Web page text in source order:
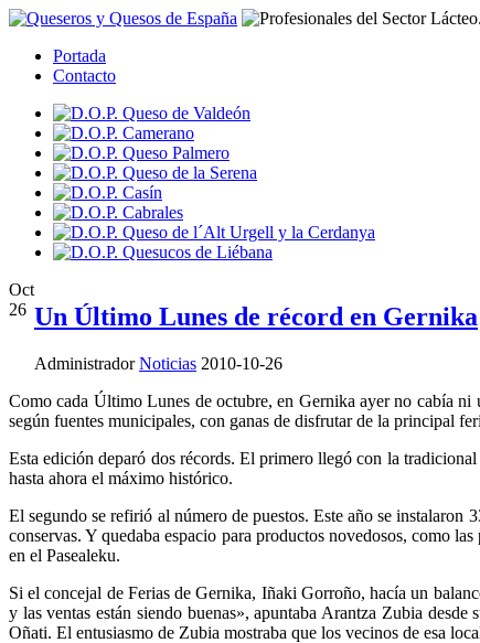
Portada
Contacto
Oct
26 Un Último Lunes de récord en Gernika
Administrador Noticias 2010-10-26
Como cada Último Lunes de octubre, en Gernika ayer no cabía
según fuentes municipales, con ganas de disfrutar de la principal
Esta edición deparó dos récords. El primero llegó con la
hasta ahora el máximo histórico.
El segundo se refirió al número de puestos. Este año se
conservas. Y quedaba espacio para productos novedosos, como
en el Pasealeku.
Si el concejal de Ferias de Gernika, Iñaki Gorroño, hacía un
y las ventas están siendo buenas», apuntaba Arantza Zubia
Oñati. El entusiasmo de Zubia mostraba que los vecinos de esa